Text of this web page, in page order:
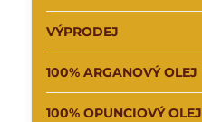
VÝPRODEJ
100% ARGANOVÝ OLEJ
100% OPUNCIOVÝ OLEJ